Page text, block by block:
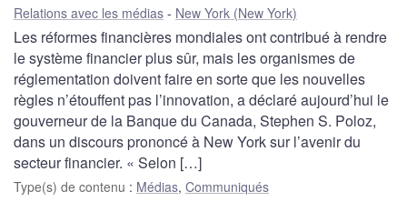
Relations avec les médias New York (New York)
Les réformes financières mondiales ont contribué à rendre
le système financier plus sûr, mais les organismes de
réglementation doivent faire en sorte que les nouvelles
règles n’étouffent pas l’innovation, a déclaré aujourd’hui le
gouverneur de la Banque du Canada, Stephen S. Poloz,
dans un discours prononcé à New York sur l’avenir du
secteur financier. « Selon […]
Type(s) de contenu : Médias, Communiqués